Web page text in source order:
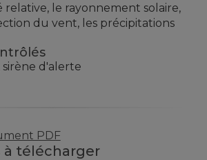
le rayonnement solaire,
du vent, les précipitations
sirène d'alerte
PDF
télécharger